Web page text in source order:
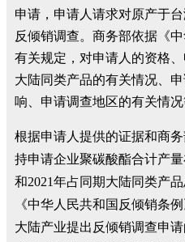
申请，申请人请求对原产于
反倾销调查。商务部依据《
有关规定，对申请人的资格
大陆同类产品的有关情况、
响、申请调查地区的有关情况
根据申请人提供的证据和商
持申请企业聚碳酸酯合计产量
和2021年占同期大陆同类产
《中华人民共和国反倾销条
大陆产业提出反倾销调查申